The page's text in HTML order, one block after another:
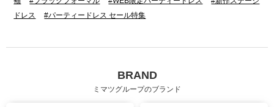
ドレス
#パーティードレス セール特集
BRAND
ミマツグループのブランド